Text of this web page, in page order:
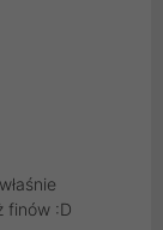
finów :D